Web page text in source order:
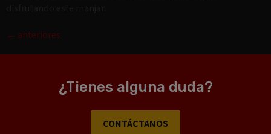
← anteriores
¿Tienes alguna duda?
CONTÁCTANOS